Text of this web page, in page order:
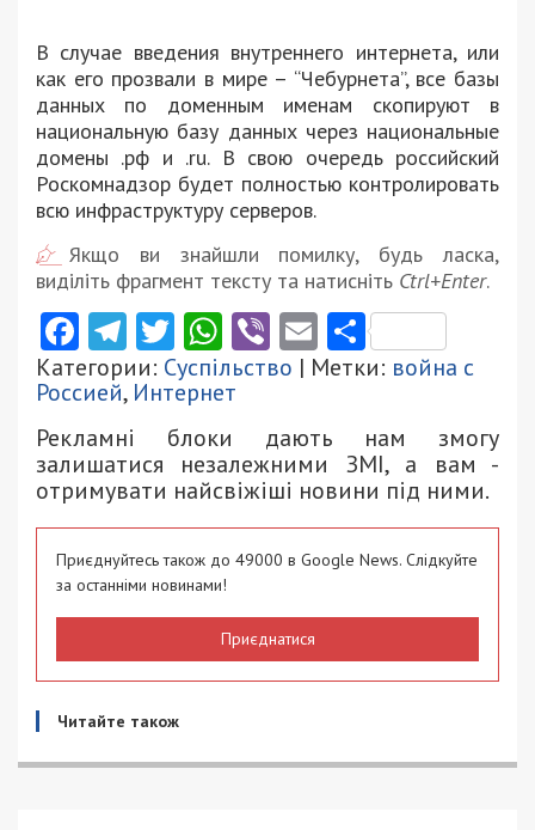
В случае введения внутреннего интернета, или
как его прозвали в мире – “Чебурнета”, все базы
данных по доменным именам скопируют в
национальную базу данных через национальные
домены .рф и .ru. В свою очередь российский
Роскомнадзор будет полностью контролировать
всю инфраструктуру серверов.
Якщо ви знайшли помилку, будь ласка,
виділіть фрагмент тексту та натисніть Ctrl+Enter.
Facebook
Telegram
Twitter
WhatsApp
ViberEmail
Категории: Суспільство | Метки: война с
Россией, Интернет
Рекламні блоки дають нам змогу
залишатися незалежними ЗМІ, а вам -
отримувати найсвіжіші новини під ними.
Приєднуйтесь також до 49000 в Google News. Слідкуйте
за останніми новинами!
Приєднатися
Читайте також